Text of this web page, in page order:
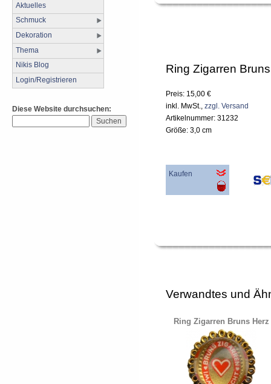
Aktuelles
Schmuck
Dekoration
Thema
Nikis Blog
Login/Registrieren
Diese Website durchsuchen:
Ring Zigarren
Preis: 15,00 €
inkl. MwSt., zzgl. Versand
Artikelnummer: 31232
Größe: 3,0 cm
Kaufen
Verwandtes und
Ring Zigarren Bruns Herz